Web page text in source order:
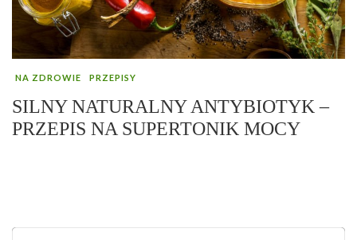
NA ZDROWIE PRZEPISY
SILNY NATURALNY ANTYBIOTYK –
PRZEPIS NA SUPERTONIK MOCY